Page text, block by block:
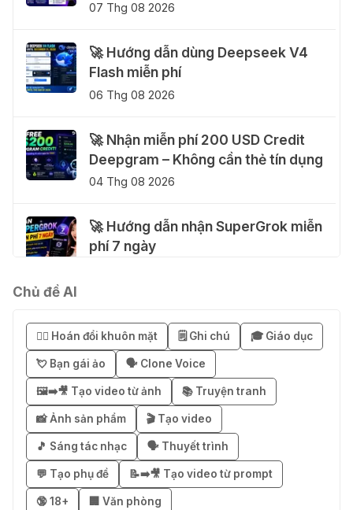
07 Thg 08 2026
🚀 Hướng dẫn dùng Deepseek V4
Flash miễn phí
06 Thg 08 2026
🚀 Nhận miễn phí 200 USD Credit
Deepgram – Không cần thẻ tín dụng
04 Thg 08 2026
🚀 Hướng dẫn nhận SuperGrok miễn
phí 7 ngày
Business miễn phí 3–6 tháng
03 Thg 08 2026
🎁 Mẹo nhận 1 tháng ChatGPT Plus
miễn phí bằng VPN Mexico
02 Thg 08 2026
֎ Cách nhận ChatGPT Go 12 tháng
miễn phí
Chủ đề AI
😶‍🌫️ Hoán đổi khuôn mặt 🗒️ Ghi chú 🎓 Giáo dục
💘 Bạn gái ảo 🗣️ Clone Voice
🖼️➡️🎥 Tạo video từ ảnh 📚 Truyện tranh
📸 Ảnh sản phẩm 🎬 Tạo video
🎵 Sáng tác nhạc 🗣️ Thuyết trình
💬 Tạo phụ đề 📝➡️🎥 Tạo video từ prompt
🔞 18+ 🏢 Văn phòng